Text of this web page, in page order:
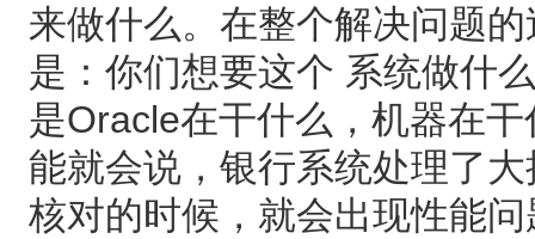
来做什么。在整个解决问题
是：你们想要这个 系统做什
是Oracle在干什么，机器在
能就会说，银行系统处理了
核对的时候，就会出现性能